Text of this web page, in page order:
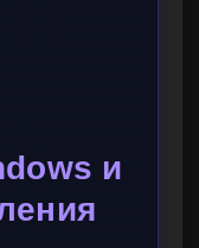
и